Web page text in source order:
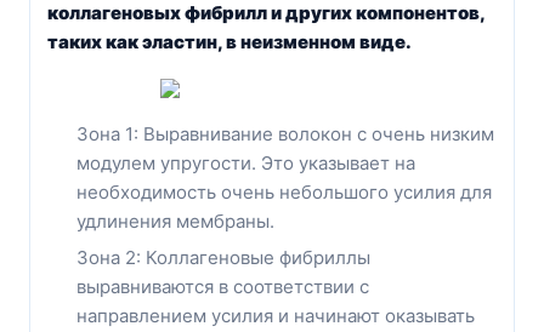
коллагеновых фибрилл и других компонентов,
таких как эластин, в неизменном виде.
Зона 1: Выравнивание волокон с очень низким
модулем упругости. Это указывает на
необходимость очень небольшого усилия для
удлинения мембраны.
Зона 2: Коллагеновые фибриллы
выравниваются в соответствии с
направлением усилия и начинают оказывать